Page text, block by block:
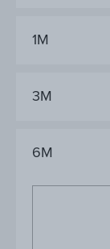
1M
3M
6M